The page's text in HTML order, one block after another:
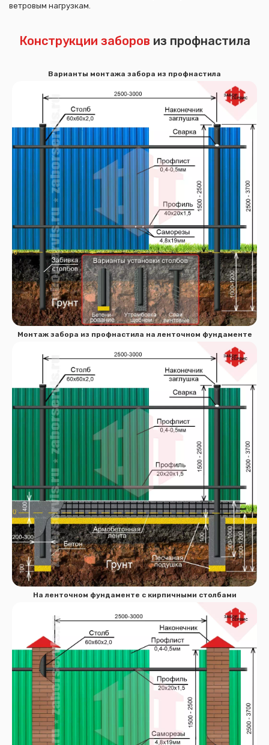
ветровым нагрузкам.
Конструкции заборов из профнастила
Варианты монтажа забора из профнастила
Монтаж забора из профнастила на ленточном фундаменте
На ленточном фундаменте с кирпичными столбами
Сообщение успешно
отправлено